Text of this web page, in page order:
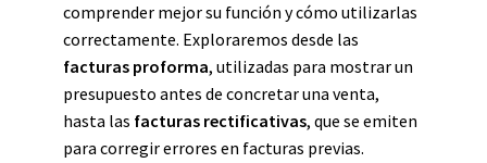
comprender mejor su función y cómo utilizarlas
correctamente. Exploraremos desde las
facturas proforma, utilizadas para mostrar un
presupuesto antes de concretar una venta,
hasta las facturas rectificativas, que se emiten
para corregir errores en facturas previas.